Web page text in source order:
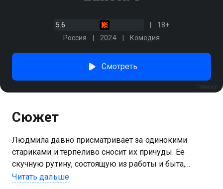
5.6
18+
Россия
2024 Комедия
Тайм-аут
Смотреть
Сюжет
Людмила давно присматривает за одинокими
стариками и терпеливо сносит их причуды. Ее
скучную рутину, состоящую из работы и быта,
скрашивают выступления шансонье Геннадия
Читать дальше